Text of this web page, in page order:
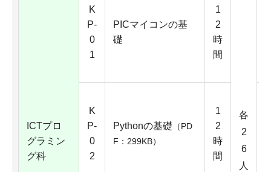
ICTプロ
グラミン
グ科
K
P-
0
1
PICマイコンの基
礎
1
2
時
間
各
2
6
人
K
P-
0
2
Pythonの基礎 （PD
F：299KB）
1
2
時
間